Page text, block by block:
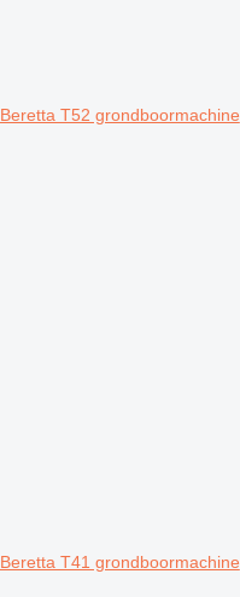
Beretta T52 grondboormachine
Beretta T41 grondboormachine